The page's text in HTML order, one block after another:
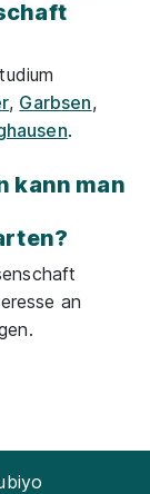
, Garbsen,
.
kann man
an